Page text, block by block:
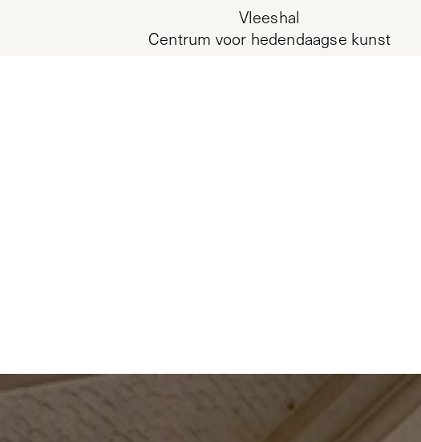
Vleeshal
Centrum voor hedendaagse kunst